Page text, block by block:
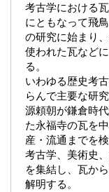
考古学における
にともなって飛
の研究に始まり
使われた瓦など
る。
いわゆる歴史考
らんで主要な研
源頼朝が鎌倉時
た永福寺の瓦を
産・流通までを検
考古学、美術史
を集結し、瓦か
解明する。